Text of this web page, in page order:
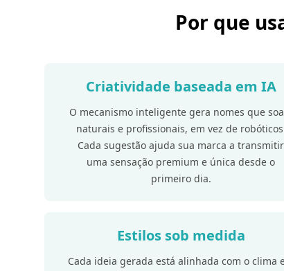
Por que
Criatividade baseada em IA
O mecanismo inteligente gera nomes que
naturais e profissionais, em vez de
Cada sugestão ajuda sua marca a transmitir
uma sensação premium e única desde o
primeiro dia.
Estilos sob medida
Cada ideia gerada está alinhada com o clima